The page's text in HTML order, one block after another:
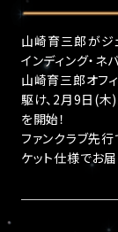
山崎育三郎がジ
インディング・ネ
山崎育三郎オフ
駆け、2月9日(木
を開始！
ファンクラブ先
ケット仕様でお届